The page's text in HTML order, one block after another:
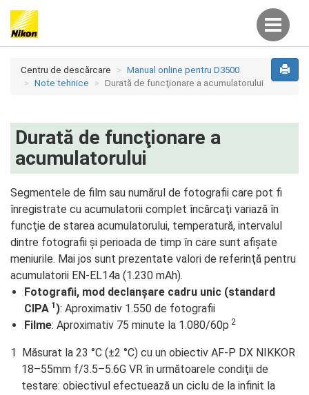
Centru de descărcare
Manual online pentru D3500
Note tehnice
Durată de funcţionare a acumulatorului
Durată de funcţionare a
acumulatorului
Segmentele de film sau numărul de fotografii care pot fi
înregistrate cu acumulatorii complet încărcaţi variază în
funcţie de starea acumulatorului, temperatură, intervalul
dintre fotografii şi perioada de timp în care sunt afişate
meniurile. Mai jos sunt prezentate valori de referinţă pentru
acumulatorii EN-EL14a (1.230 mAh).
Fotografii, mod declanşare cadru unic (standard
CIPA 1 ): Aproximativ 1.550 de fotografii
Filme: Aproximativ 75 minute la 1.080/60p 2
Măsurat la 23 °C (±2 °C) cu un obiectiv AF-P DX NIKKOR
18–55mm f/3.5–5.6G VR în următoarele condiţii de
testare: obiectivul efectuează un ciclu de la infinit la